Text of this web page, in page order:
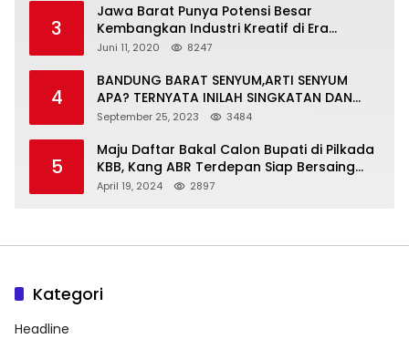
3
Jawa Barat Punya Potensi Besar
Kembangkan Industri Kreatif di Era
Normal Baru
Juni 11, 2020 8247
4
BANDUNG BARAT SENYUM,ARTI SENYUM
APA? TERNYATA INILAH SINGKATAN DAN
MAKNANYA
September 25, 2023 3484
5
Maju Daftar Bakal Calon Bupati di Pilkada
KBB, Kang ABR Terdepan Siap Bersaing
Dengan Balon Lainnya
April 19, 2024 2897
Kategori
Headline